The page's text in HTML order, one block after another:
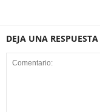
DEJA UNA RESPUESTA